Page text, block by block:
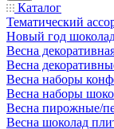
Каталог
Тематический
Новый год
Весна
Весна
Весна наборы
Весна наборы
Весна пирожные/
Весна шоколад